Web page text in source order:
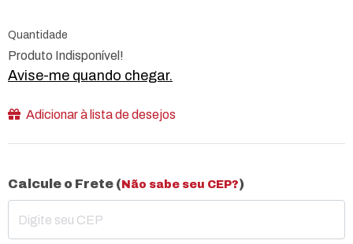
Quantidade
Produto Indisponível!
Avise-me quando chegar.
Adicionar à lista de desejos
Calcule o Frete ( Não sabe seu CEP?)